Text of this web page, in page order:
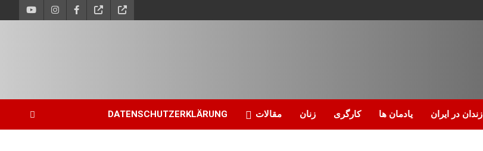
زندان در ایران یادمان ها کارگری زنان مقالات DATENSCHUTZERKLÄRUNG